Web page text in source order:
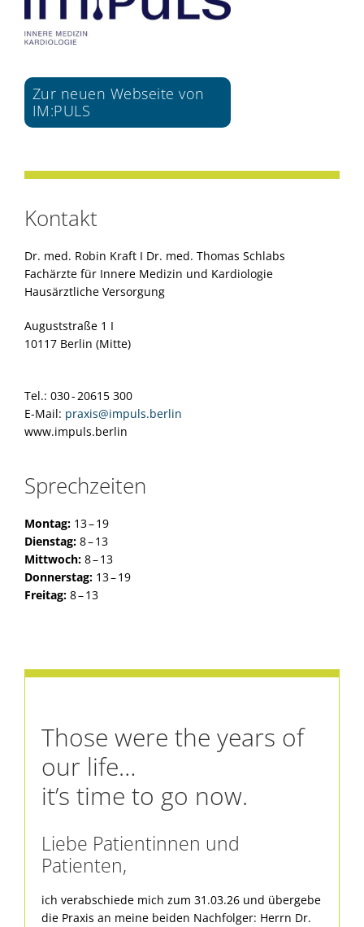
Zur neuen Webseite von
IM:PULS
Kontakt
Dr. med. Robin Kraft I Dr. med. Thomas Schlabs
Fachärzte für Innere Medizin und Kardiologie
Hausärztliche Versorgung
Auguststraße 1 I
10117 Berlin (Mitte)
Tel.: 030 - 20615 300
E-Mail: praxis@impuls.berlin
www.impuls.berlin
Sprechzeiten
Montag:13 – 19
Dienstag: 8 – 13
Mittwoch:8 – 13
Donnerstag: 13 – 19
Freitag: 8 – 13
Those were the years of
our life…
it’s time to go now.
Liebe Patientinnen und
Patienten,
ich verabschiede mich zum 31.03.26 und übergebe
die Praxis an meine beiden Nachfolger: Herrn Dr.